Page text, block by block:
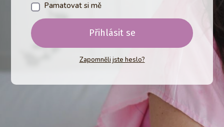
Pamatovat si mě
Přihlásit se
Zapomněli jste heslo?